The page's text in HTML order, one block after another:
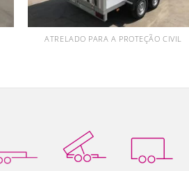
ATRELADO PARA A PROTEÇÃO CIVIL